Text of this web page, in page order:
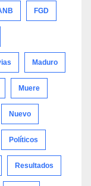
FGD
Maduro
Muere
Nuevo
Políticos
Resultados